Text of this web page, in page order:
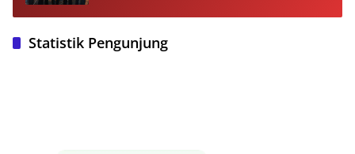
Statistik Pengunjung